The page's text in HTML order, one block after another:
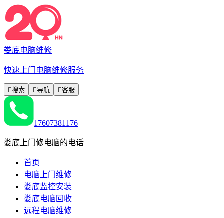
娄底电脑维修
快速上门电脑维修服务
搜索 导航 客服
17607381176
娄底上门修电脑的电话
首页
电脑上门维修
娄底监控安装
娄底电脑回收
远程电脑维修